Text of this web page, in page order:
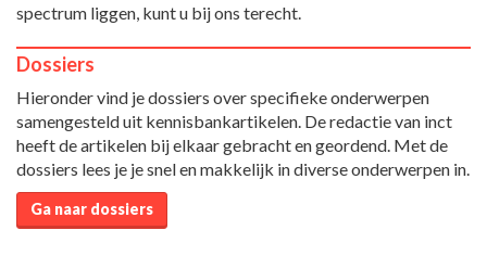
spectrum liggen, kunt u bij ons terecht.
Dossiers
Hieronder vind je dossiers over specifieke onderwerpen
samengesteld uit kennisbankartikelen. De redactie van inct
heeft de artikelen bij elkaar gebracht en geordend. Met de
dossiers lees je je snel en makkelijk in diverse onderwerpen in.
Ga naar dossiers